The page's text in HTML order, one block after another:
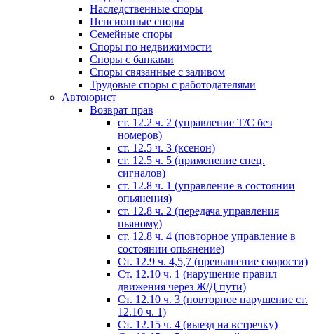
Наследственные споры
Пенсионные споры
Семейные споры
Cпоры по недвижимости
Споры с банками
Споры связанные с заливом
Трудовые споры с работодателями
Автоюрист
Возврат прав
ст. 12.2 ч. 2 (управление Т/С без
номеров)
ст. 12.5 ч. 3 (ксенон)
ст. 12.5 ч. 5 (применение спец.
сигналов)
cт. 12.8 ч. 1 (управление в состоянии
опьянения)
ст. 12.8 ч. 2 (передача управления
пьяному)
ст. 12.8 ч. 4 (повторное управление в
состоянии опьянение)
Ст. 12.9 ч. 4,5,7 (превышение скорости)
Ст. 12.10 ч. 1 (нарушение правил
движения через Ж/Д пути)
Ст. 12.10 ч. 3 (повторное нарушение ст.
12.10 ч. 1)
Ст. 12.15 ч. 4 (выезд на встречку)